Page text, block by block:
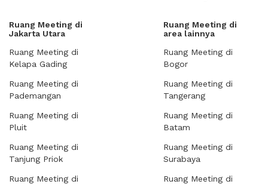
Ruang Meeting di
Jakarta Utara
Ruang Meeting di
Kelapa Gading
Ruang Meeting di
Pademangan
Ruang Meeting di
Pluit
Ruang Meeting di
Tanjung Priok
Ruang Meeting di
Ruang Meeting di
area lainnya
Ruang Meeting di
Bogor
Ruang Meeting di
Tangerang
Ruang Meeting di
Batam
Ruang Meeting di
Surabaya
Ruang Meeting di